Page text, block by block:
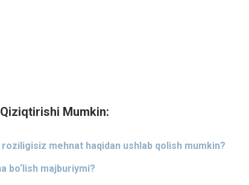
Mumkin:
mehnat haqidan ushlab qolish mumkin?
bo‘lish majburiymi?